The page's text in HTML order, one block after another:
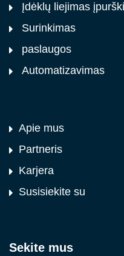
Įdėklų liejimas
Surinkimas
paslaugos
Automatizavimas
Apie mus
Partneris
Karjera
Susisiekite su
Sekite mus